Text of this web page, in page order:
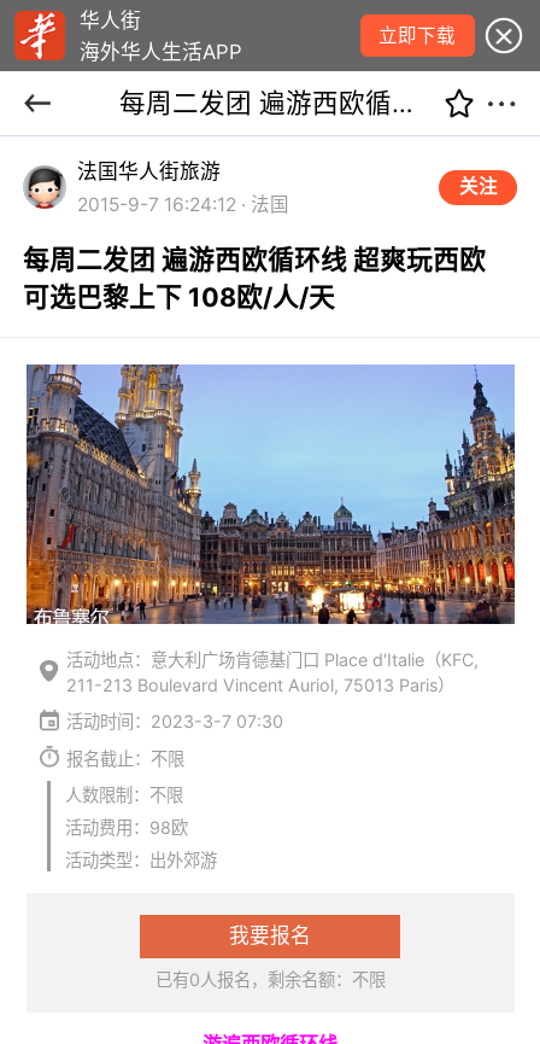
华人街
海外华人生活APP
立即下载
每周二发团 遍游西欧循环线 超爽玩西欧 可选巴黎上下 108欧/人/天
法国华人街旅游
2015-9-7 16:24:12 · 法国
关注
每周二发团 遍游西欧循环线 超爽玩西欧
可选巴黎上下 108欧/人/天
活动地点：意大利广场肯德基门口 Place d'Italie（KFC,
211-213 Boulevard Vincent Auriol, 75013 Paris）
活动时间：2023-3-7 07:30
报名截止：不限
人数限制：不限
活动费用：98欧
活动类型：出外郊游
我要报名
已有0人报名，剩余名额：不限